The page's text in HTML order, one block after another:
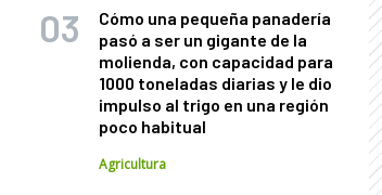
Cómo una pequeña panadería
pasó a ser un gigante de la
molienda, con capacidad para
1000 toneladas diarias y le dio
impulso al trigo en una región
poco habitual
Agricultura